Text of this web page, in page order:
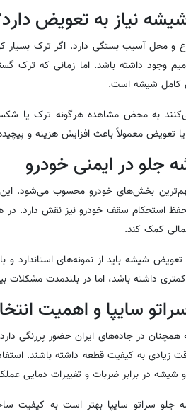
نیاز به تعویض
و محل آسیب بستگی دارد. اگر ترک بسیار
وجود داشته باشد. اما زمانی که ترک
کامل شیشه است.
به محض مشاهده هرگونه ترک یا
یا تعویض معمولاً باعث افزایش هزینه و
جلو در ایمنی خودرو
بخش‌های خودرو محسوب می‌شود. این
حفظ استحکام سقف خودرو نیز نقش دارد.
کمک کند.
شیشه باید از نمونه‌های استاندارد
داشته باشد، اما در بلندمدت مشکلات
سایپا و اهمیت
در جاده‌های ایران حضور پررنگی
زیادی به کیفیت قطعه داشته باشند.
شیشه در برابر ضربات و تغییرات دمایی
جلو سراتو سایپا بهتر است به